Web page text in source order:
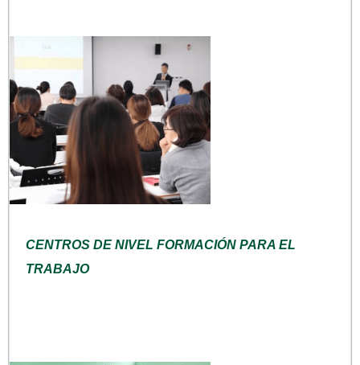
CENTROS DE NIVEL FORMACIÓN PARA EL
TRABAJO